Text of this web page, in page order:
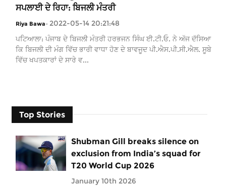
ਸਪਲਾਈ ਦੇ ਰਿਹਾ: ਬਿਜਲੀ ਮੰਤਰੀ
Riya Bawa- 2022-05-14 20:21:48
ਪਟਿਆਲਾ: ਪੰਜਾਬ ਦੇ ਬਿਜਲੀ ਮੰਤਰੀ ਹਰਭਜਨ ਸਿੰਘ ਈ.ਟੀ.ਓ. ਨੇ ਅੱਜ ਦੱਸਿਆ
ਕਿ ਬਿਜਲੀ ਦੀ ਮੰਗ ਵਿੱਚ ਭਾਰੀ ਵਾਧਾ ਹੋਣ ਦੇ ਬਾਵਜੂਦ ਪੀ.ਐਸ.ਪੀ.ਸੀ.ਐਲ. ਸੂਬੇ
ਵਿੱਚ ਖਪਤਕਾਰਾਂ ਦੇ ਸਾਰੇ ਵ...
Top Stories
Shubman Gill breaks silence on
exclusion from India’s squad for
T20 World Cup 2026
January 10th 2026